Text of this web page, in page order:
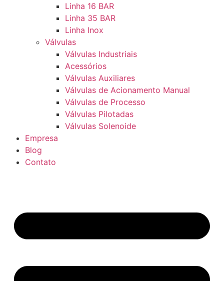
Linha 16 BAR
Linha 35 BAR
Linha Inox
Válvulas
Válvulas Industriais
Acessórios
Válvulas Auxiliares
Válvulas de Acionamento Manual
Válvulas de Processo
Válvulas Pilotadas
Válvulas Solenoide
Empresa
Blog
Contato